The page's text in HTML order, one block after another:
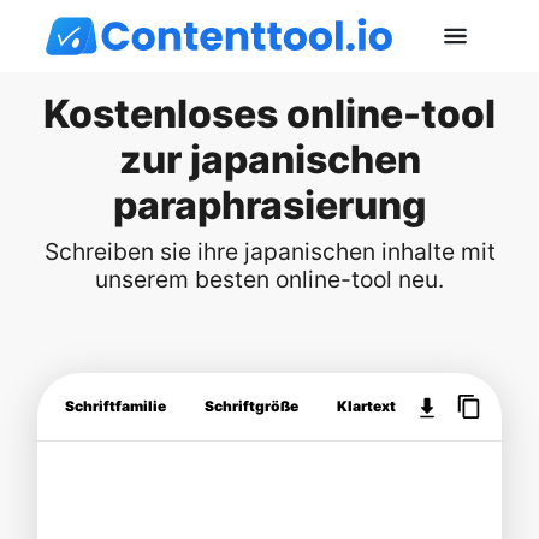
Kostenloses online-tool
zur japanischen
paraphrasierung
Schreiben sie ihre japanischen inhalte mit
unserem besten online-tool neu.
Schriftfamilie Schriftgröße Klartext